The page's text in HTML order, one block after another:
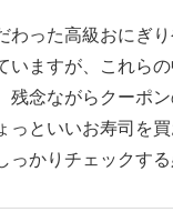
わった高級おにぎ
いますが、これら
残念ながらクーポ
っといいお寿司を
っかりチェックする